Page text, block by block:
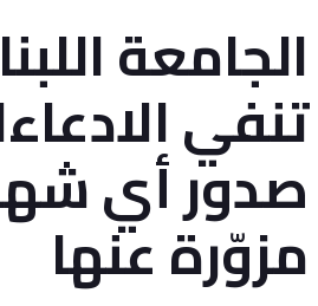
الجامعة
تنفي
صدور أي
مزوّرة عنها